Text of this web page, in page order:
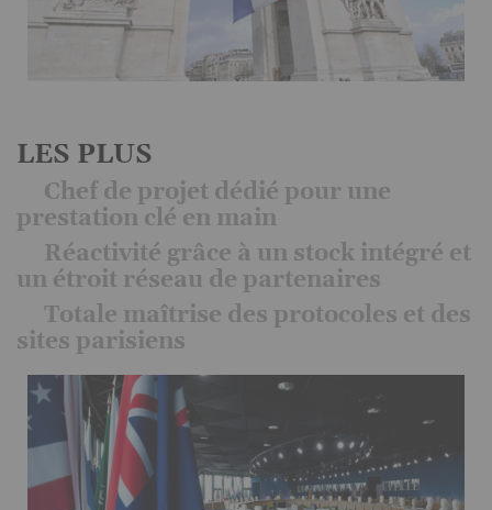
LES PLUS
Chef de projet dédié pour une
prestation clé en main
Réactivité grâce à un stock intégré et
un étroit réseau de partenaires
Totale maîtrise des protocoles et des
sites parisiens